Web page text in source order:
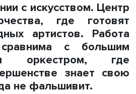
с искусством. Центр
где готовят
артистов. Работа
с большим
оркестром, где
знает свою
не фальшивит.